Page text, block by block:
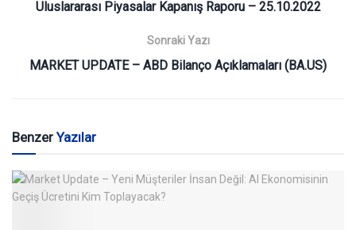
Uluslararası Piyasalar Kapanış Raporu – 25.10.2022
Sonraki Yazı
MARKET UPDATE – ABD Bilanço Açıklamaları (BA.US)
BenzerYazılar